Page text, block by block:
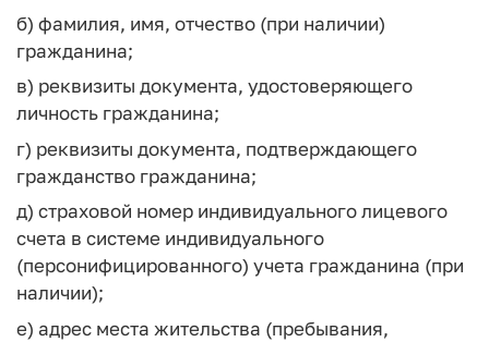
б) фамилия, имя, отчество (при наличии)
гражданина;
в) реквизиты документа, удостоверяющего
личность гражданина;
г) реквизиты документа, подтверждающего
гражданство гражданина;
д) страховой номер индивидуального лицевого
счета в системе индивидуального
(персонифицированного) учета гражданина (при
наличии);
е) адрес места жительства (пребывания,